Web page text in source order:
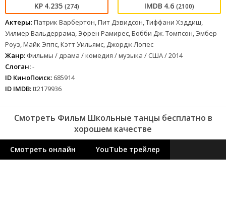
4.235 (274) 4.6 (2100)
Актеры:Патрик Варбертон, Пит Дэвидсон, Тиффани Хэддиш,
Уилмер Вальдеррама, Эфрен Рамирес, Бобби Дж. Томпсон, Эмбер
Роуз, Майк Эппс, Кэтт Уильямс, Джордж Лопес
Жанр: Фильмы / драма / комедия / музыка / США / 2014
Слоган:-
ID КиноПоиск: 685914
ID IMDB:tt2179936
Смотреть Фильм Школьные танцы бесплатно в
хорошем качестве
Смотреть онлайн YouTube трейлер